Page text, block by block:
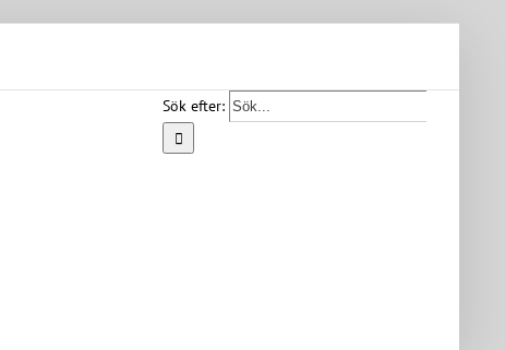
Sök efter: